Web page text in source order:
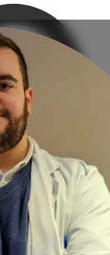
y centros